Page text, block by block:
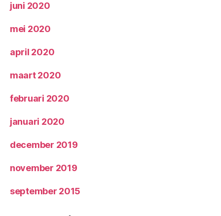
juni 2020
mei 2020
april 2020
maart 2020
februari 2020
januari 2020
december 2019
november 2019
september 2015